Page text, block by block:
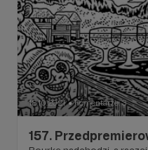
18.10.2021 ● Komentarze: 3
157.